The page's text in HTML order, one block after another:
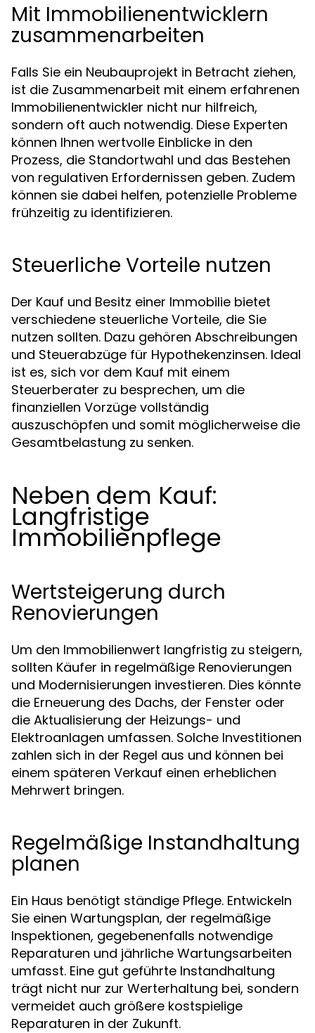
Mit Immobilienentwicklern
zusammenarbeiten
Falls Sie ein Neubauprojekt in Betracht ziehen,
ist die Zusammenarbeit mit einem erfahrenen
Immobilienentwickler nicht nur hilfreich,
sondern oft auch notwendig. Diese Experten
können Ihnen wertvolle Einblicke in den
Prozess, die Standortwahl und das Bestehen
von regulativen Erfordernissen geben. Zudem
können sie dabei helfen, potenzielle Probleme
frühzeitig zu identifizieren.
Steuerliche Vorteile nutzen
Der Kauf und Besitz einer Immobilie bietet
verschiedene steuerliche Vorteile, die Sie
nutzen sollten. Dazu gehören Abschreibungen
und Steuerabzüge für Hypothekenzinsen. Ideal
ist es, sich vor dem Kauf mit einem
Steuerberater zu besprechen, um die
finanziellen Vorzüge vollständig
auszuschöpfen und somit möglicherweise die
Gesamtbelastung zu senken.
Neben dem Kauf:
Langfristige
Immobilienpflege
Wertsteigerung durch
Renovierungen
Um den Immobilienwert langfristig zu steigern,
sollten Käufer in regelmäßige Renovierungen
und Modernisierungen investieren. Dies könnte
die Erneuerung des Dachs, der Fenster oder
die Aktualisierung der Heizungs- und
Elektroanlagen umfassen. Solche Investitionen
zahlen sich in der Regel aus und können bei
einem späteren Verkauf einen erheblichen
Mehrwert bringen.
Regelmäßige Instandhaltung
planen
Ein Haus benötigt ständige Pflege. Entwickeln
Sie einen Wartungsplan, der regelmäßige
Inspektionen, gegebenenfalls notwendige
Reparaturen und jährliche Wartungsarbeiten
umfasst. Eine gut geführte Instandhaltung
trägt nicht nur zur Werterhaltung bei, sondern
vermeidet auch größere kostspielige
Reparaturen in der Zukunft.